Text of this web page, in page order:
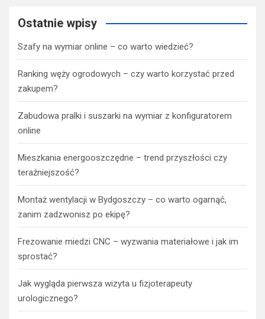
Ostatnie wpisy
Szafy na wymiar online – co warto wiedzieć?
Ranking węży ogrodowych – czy warto korzystać przed
zakupem?
Zabudowa pralki i suszarki na wymiar z konfiguratorem
online
Mieszkania energooszczędne – trend przyszłości czy
teraźniejszość?
Montaż wentylacji w Bydgoszczy – co warto ogarnąć,
zanim zadzwonisz po ekipę?
Frezowanie miedzi CNC – wyzwania materiałowe i jak im
sprostać?
Jak wygląda pierwsza wizyta u fizjoterapeuty
urologicznego?